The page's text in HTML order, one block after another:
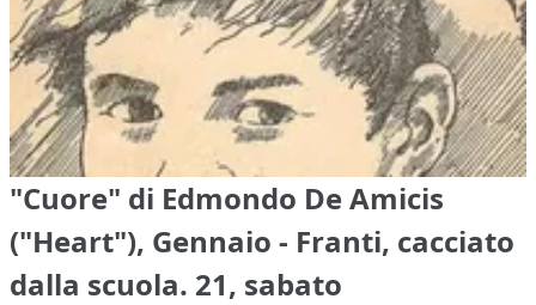
"Cuore" di Edmondo De Amicis
("Heart"), Gennaio - Franti, cacciato
dalla scuola. 21, sabato